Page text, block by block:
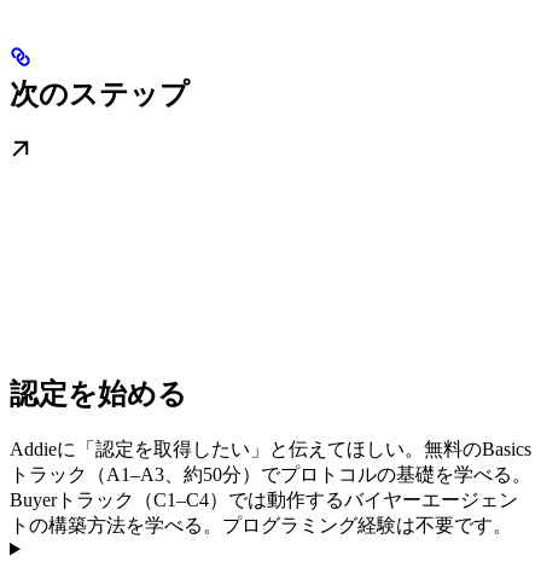
次のステップ
認定を始める
Addieに「認定を取得したい」と伝えてほしい。無料のBasics
トラック（A1–A3、約50分）でプロトコルの基礎を学べる。
Buyerトラック（C1–C4）では動作するバイヤーエージェン
トの構築方法を学べる。プログラミング経験は不要です。